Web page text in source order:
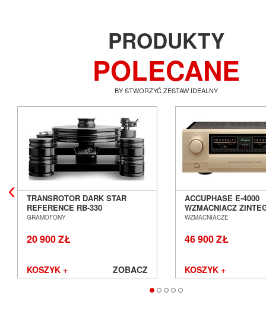
PRODUKTY
POLECANE
BY STWORZYĆ ZESTAW IDEALNY
TRANSROTOR DARK STAR
REFERENCE RB-330
GRAMOFON ANALOGOWY
GRAMOFONY
20 900 ZŁ
KOSZYK + ZOBACZ
ACCUPHASE E-4000
WZMACNIACZ
SALON POZNAŃ
WZMACNIACZE
46 900 ZŁ
KOSZYK +